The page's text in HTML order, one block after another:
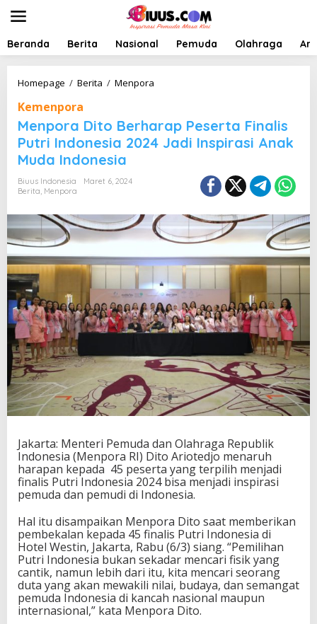
t
Beranda Berita Nasional Pemuda Olahraga
Homepage / Berita / Menpora
p
o
r
B
e
h
r
a
p
P
e
e
r
t
a
F
n
a
l
i
s
P
t
r
i
I
n
d
o
n
Kemenpora
Menpora Dito Berharap Peserta Finalis
Putri Indonesia 2024 Jadi Inspirasi Anak
Muda Indonesia
Biuus Indonesia
Maret 6, 2024
Berita, Menpora
Jakarta: Menteri Pemuda dan Olahraga Republik
Indonesia (Menpora RI) Dito Ariotedjo menaruh
harapan kepada 45 peserta yang terpilih menjadi
finalis Putri Indonesia 2024 bisa menjadi inspirasi
pemuda dan pemudi di Indonesia.
Hal itu disampaikan Menpora Dito saat memberikan
pembekalan kepada 45 finalis Putri Indonesia di
Hotel Westin, Jakarta, Rabu (6/3) siang. “Pemilihan
Putri Indonesia bukan sekadar mencari fisik yang
cantik, namun lebih dari itu, kita mencari seorang
duta yang akan mewakili nilai, budaya, dan semangat
pemuda Indonesia di kancah nasional maupun
internasional,” kata Menpora Dito.